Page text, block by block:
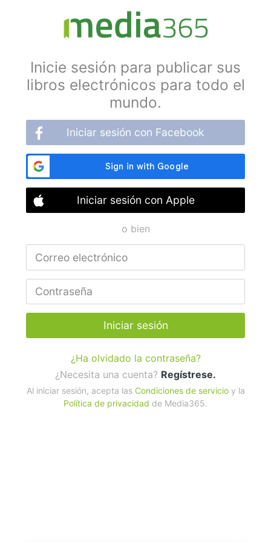
Inicie sesión para publicar sus
libros electrónicos para todo el
mundo.
Iniciar sesión con Facebook
Iniciar sesión con Apple
o bien
Iniciar sesión
¿Ha olvidado la contraseña?
¿Necesita una cuenta? Regístrese.
Al iniciar sesión, acepta las Condiciones de servicioy la
Política de privacidad de Media365.